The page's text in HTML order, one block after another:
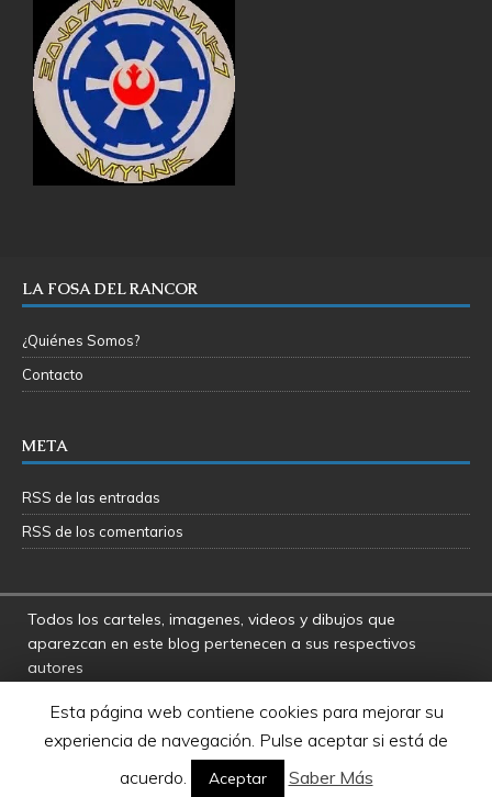
LA FOSA DEL RANCOR
¿Quiénes Somos?
Contacto
META
RSS de las entradas
RSS de los comentarios
Todos los carteles, imagenes, videos y dibujos que
aparezcan en este blog pertenecen a sus respectivos
autores
responsables por las opiniones manifestadas por los
usuarios y colaboradores de este blog
Star Wars es una marca registrada de Disney - Lucasfilms
Esta página web contiene cookies para mejorar su
experiencia de navegación. Pulse aceptar si está de
acuerdo.
Aceptar Saber Más